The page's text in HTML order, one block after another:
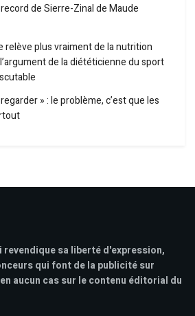
de Sierre-Zinal de Maude
relève plus vraiment de la nutrition
de la diététicienne du sport
regarder » : le problème, c’est que les
revendique sa liberté d'expression,
qui font de la publicité sur
aucun cas sur le contenu éditorial du